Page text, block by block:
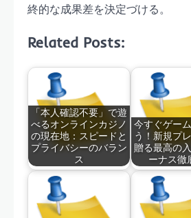
終的な成果差を決定づける。
Related Posts:
「本人確認不要」で遊
べるオンラインカジノ
の現在地：スピードと
プライバシーのバラン
ス
今すぐゲー
う！新規プ
贈る最高の
ーナス徹